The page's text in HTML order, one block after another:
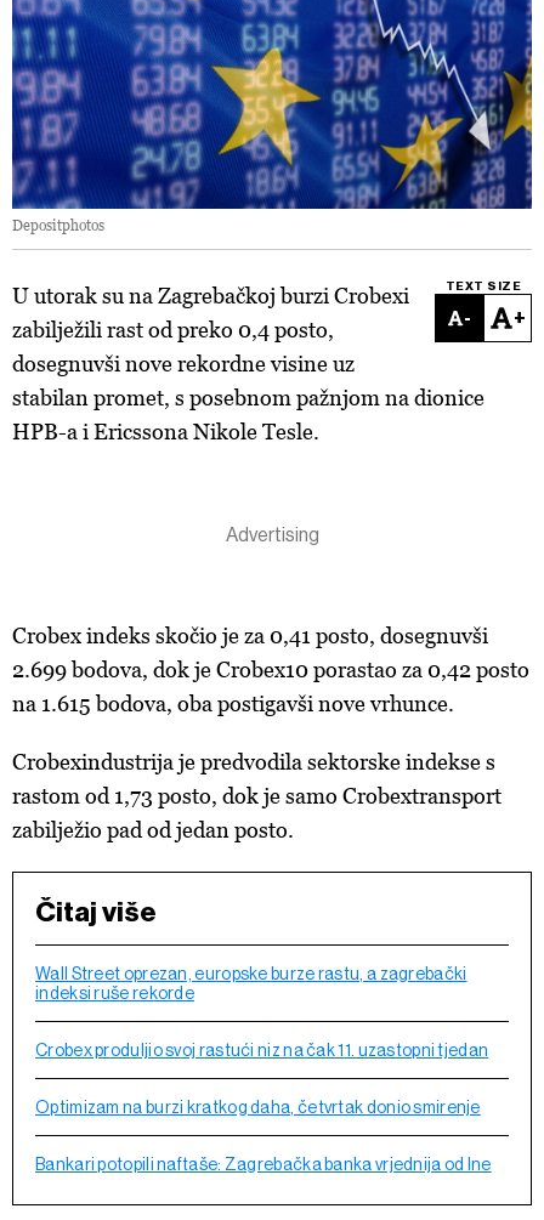
Depositphotos
TEXT SIZE
- +
U utorak su na Zagrebačkoj burzi Crobexi
zabilježili rast od preko 0,4 posto,
dosegnuvši nove rekordne visine uz
stabilan promet, s posebnom pažnjom na dionice
HPB-a i Ericssona Nikole Tesle.
Crobex indeks skočio je za 0,41 posto, dosegnuvši
2.699 bodova, dok je Crobex10 porastao za 0,42 posto
na 1.615 bodova, oba postigavši nove vrhunce.
Crobexindustrija je predvodila sektorske indekse s
rastom od 1,73 posto, dok je samo Crobextransport
zabilježio pad od jedan posto.
Čitaj više
Wall Street oprezan, europske burze rastu, a zagrebački
indeksi ruše rekorde
Crobex produljio svoj rastući niz na čak 11. uzastopni tjedan
Optimizam na burzi kratkog daha, četvrtak donio smirenje
Bankari potopili naftaše: Zagrebačka banka vrjednija od Ine